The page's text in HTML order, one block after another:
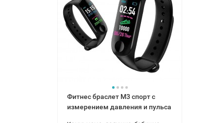
Фитнес браслет M3 спорт с
измерением давления и пульса